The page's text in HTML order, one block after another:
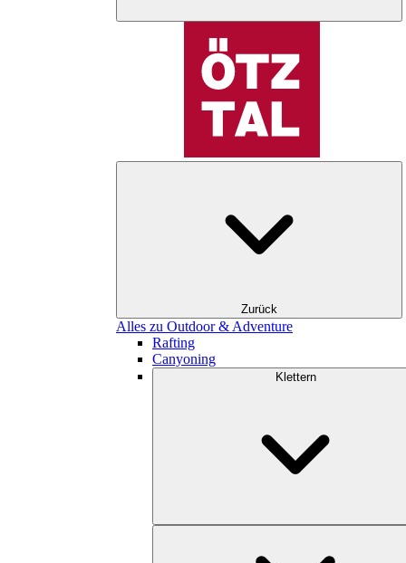
Zurück
Alles zu Outdoor & Adventure
Rafting
Canyoning
Klettern